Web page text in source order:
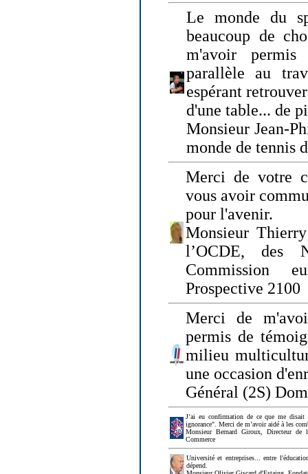
Le monde du
beaucoup de
m'avoir
parallèle au
espérant
d'une table... de
Monsieur Jean-
monde de tennis
Merci de votre
vous avoir
pour l'avenir.
Monsieur
l’OCDE, des
Commission
Prospective 2100
Merci de
permis de
milieu
une occasion
Général (2S)
J’ai eu confirmation de ce que me disait
ignorance". Merci de m’avoir aidé à les
Monsieur Bernard Giroux, Directeur de
Commerce
Université et entreprises... entre
dépend.